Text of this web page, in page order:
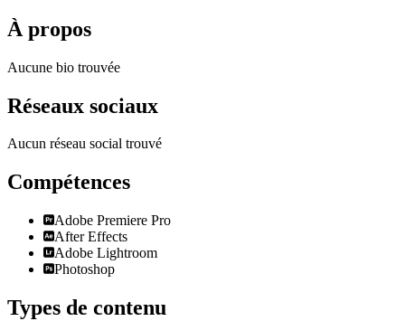
À propos
Aucune bio trouvée
Réseaux sociaux
Aucun réseau social trouvé
Compétences
Adobe Premiere Pro
After Effects
Adobe Lightroom
Photoshop
Types de contenu